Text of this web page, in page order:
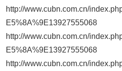
http://www.cubn.com.cn/
E5%8A%9E13927555068
http://www.cubn.com.cn/
E5%8A%9E13927555068
http://www.cubn.com.cn/